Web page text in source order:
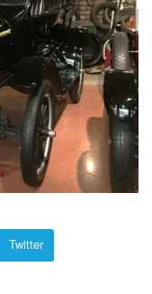
Twitter